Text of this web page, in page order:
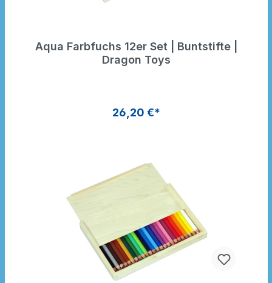
Aqua Farbfuchs 12er Set | Buntstifte |
Dragon Toys
26,20 €*